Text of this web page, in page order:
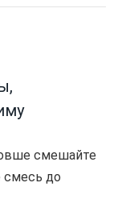
смешайте
смесь до